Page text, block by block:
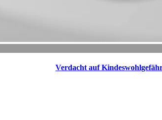
Verdacht auf